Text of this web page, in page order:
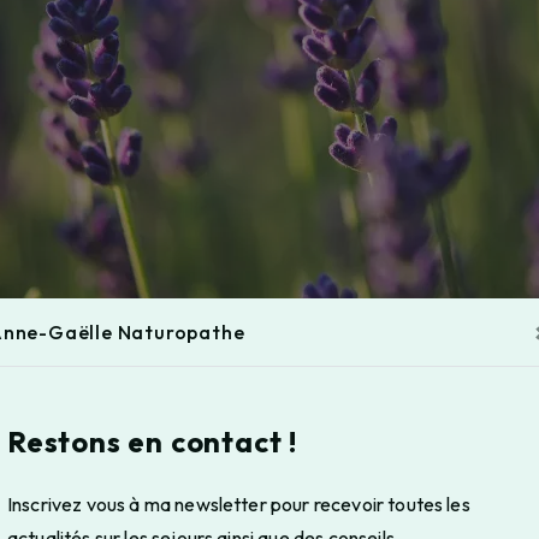
Gaëlle Naturopathe
Restons en contact !
Inscrivez vous à ma newsletter pour recevoir toutes les